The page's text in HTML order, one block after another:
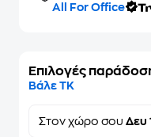
All For Office
Επιλογές
Βάλε ΤΚ
Στον χώρο σου Δευ